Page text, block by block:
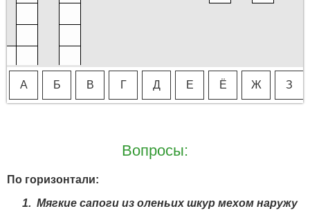
А Б В Г Д Е Ё Ж З
Вопросы:
По горизонтали:
1. Мягкие сапоги из оленьих шкур мехом наружу